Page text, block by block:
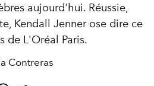
aujourd'hui. Réussie,
Kendall Jenner ose dire ce
de L'Oréal Paris.
Contreras